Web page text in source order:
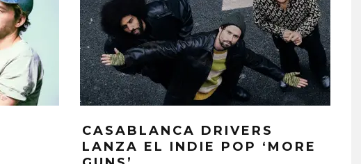
CASABLANCA DRIVERS
LANZA EL INDIE POP ‘MORE